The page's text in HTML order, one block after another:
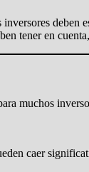
deben
tener en
muchos
caer